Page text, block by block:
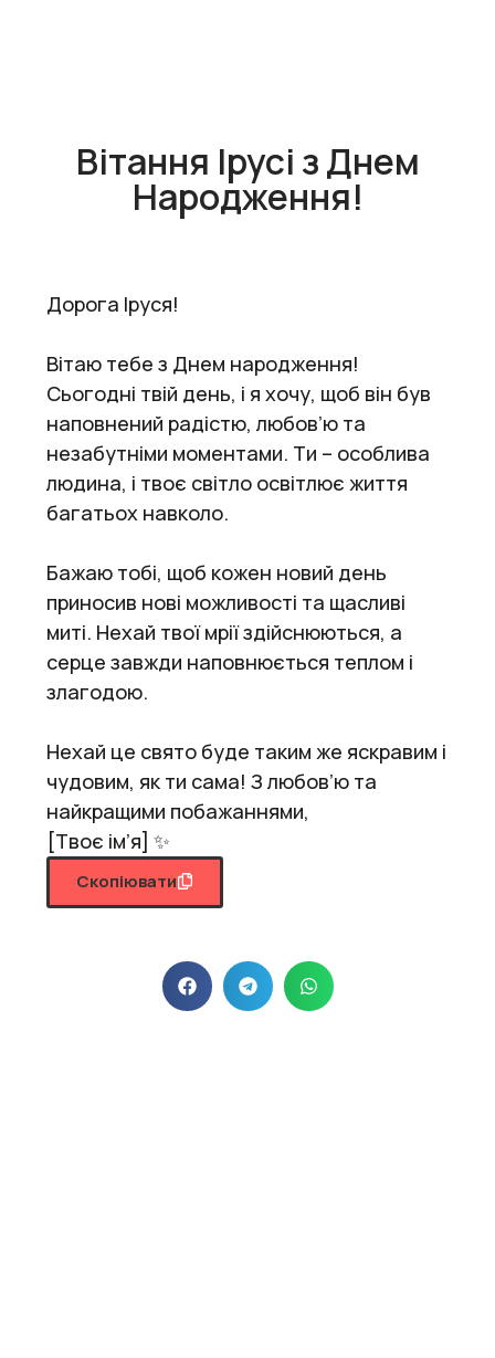
Вітання Ірусі з Днем
Народження!
Дорога Іруся!
Вітаю тебе з Днем народження!
Сьогодні твій день, і я хочу, щоб він був
наповнений радістю, любов’ю та
незабутніми моментами. Ти – особлива
людина, і твоє світло освітлює життя
багатьох навколо.
Бажаю тобі, щоб кожен новий день
приносив нові можливості та щасливі
миті. Нехай твої мрії здійснюються, а
серце завжди наповнюється теплом і
злагодою.
Нехай це свято буде таким же яскравим і
чудовим, як ти сама! З любов’ю та
найкращими побажаннями,
[Твоє ім’я] ✨
Скопіювати